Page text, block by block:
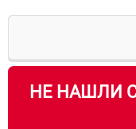
НЕ НАШЛИ